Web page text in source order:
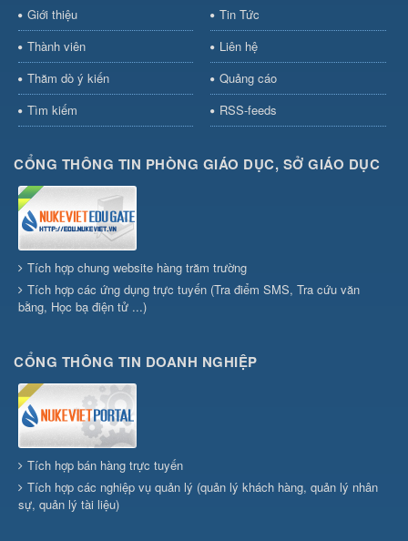
Giới thiệu
Tin Tức
Thành viên
Liên hệ
Thăm dò ý kiến
Quảng cáo
Tìm kiếm
RSS-feeds
CỔNG THÔNG TIN PHÒNG GIÁO DỤC, SỞ GIÁO DỤC
Tích hợp chung website hàng trăm trường
Tích hợp các ứng dụng trực tuyến (Tra điểm SMS, Tra cứu văn
bằng, Học bạ điện tử ...)
CỔNG THÔNG TIN DOANH NGHIỆP
Tích hợp bán hàng trực tuyến
Tích hợp các nghiệp vụ quản lý (quản lý khách hàng, quản lý nhân
sự, quản lý tài liệu)